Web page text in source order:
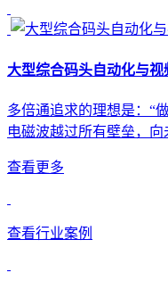
大型综合码头自动化与
多倍通追求的理想是：“
电磁波越过所有壁垒，
查看更多
查看行业案例